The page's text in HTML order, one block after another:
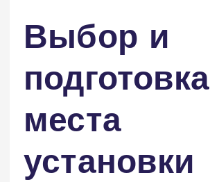
Выбор и
подготовка
места
установки